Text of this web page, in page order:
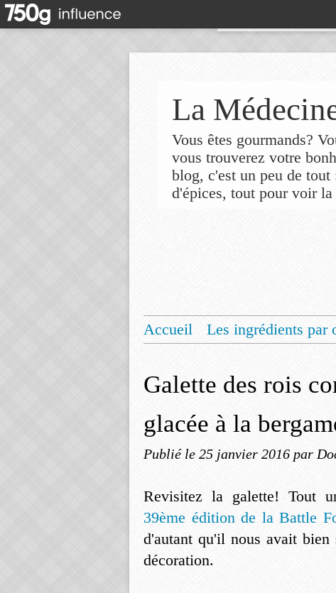
La
Vous êtes gourmands?
vous trouverez votre
blog, c'est un peu de tout
d'épices, tout pour voir
Accueil Les ingrédients par
Galette des rois
glacée à la
Publié le 25 janvier 2016 par
Revisitez la galette! Tout
39ème édition de la Battle
d'autant qu'il nous avait
décoration.